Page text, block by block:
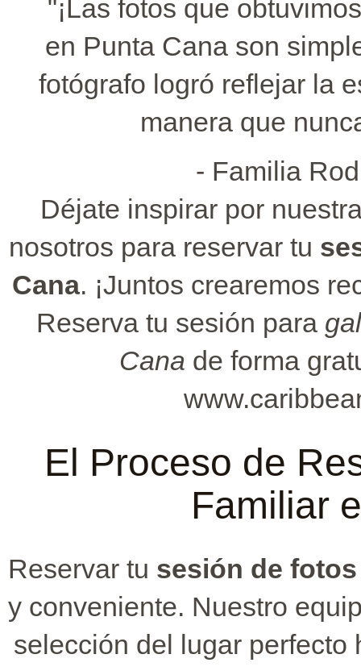
"¡Las fotos que
en Punta Cana son
fotógrafo logró reflejar la
manera que
- Familia
Déjate inspirar por
nosotros para reservar tu
Cana. ¡Juntos crearemos
Reserva tu sesión para
Cana de forma
El Proceso de
Familiar
Reservar tu sesión de
y conveniente. Nuestro
selección del lugar perfecto